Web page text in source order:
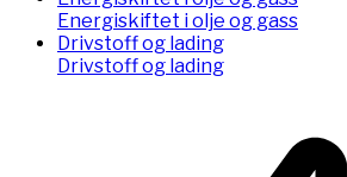
Energiskiftet i olje og gass
Drivstoff og lading
Drivstoff og lading